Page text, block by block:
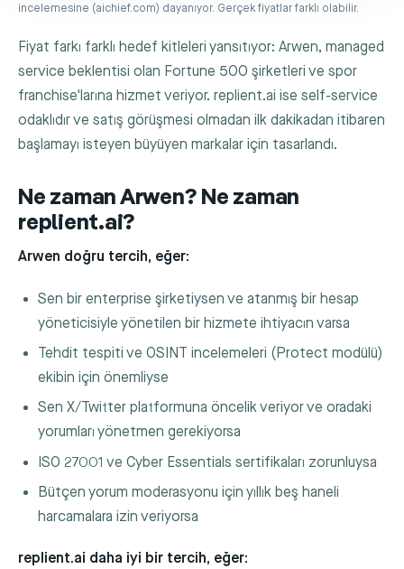
incelemesine (aichief.com) dayanıyor. Gerçek fiyatlar farklı olabilir.
Fiyat farkı farklı hedef kitleleri yansıtıyor: Arwen, managed
service beklentisi olan Fortune 500 şirketleri ve spor
franchise'larına hizmet veriyor. replient.ai ise self-service
odaklıdır ve satış görüşmesi olmadan ilk dakikadan itibaren
başlamayı isteyen büyüyen markalar için tasarlandı.
Ne zaman Arwen? Ne zaman
replient.ai?
Arwen doğru tercih, eğer:
Sen bir enterprise şirketiysen ve atanmış bir hesap
yöneticisiyle yönetilen bir hizmete ihtiyacın varsa
Tehdit tespiti ve OSINT incelemeleri (Protect modülü)
ekibin için önemliyse
Sen X/Twitter platformuna öncelik veriyor ve oradaki
yorumları yönetmen gerekiyorsa
ISO 27001 ve Cyber Essentials sertifikaları zorunluysa
Bütçen yorum moderasyonu için yıllık beş haneli
harcamalara izin veriyorsa
replient.ai daha iyi bir tercih, eğer: